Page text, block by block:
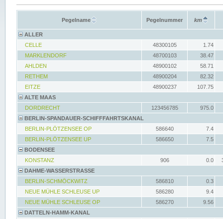
Pegelname Pegelnummer km
ALLER
CELLE
48300105
1.74
MARKLENDORF
48700103
38.47
AHLDEN
48900102
58.71
RETHEM
48900204
82.32
EITZE
48900237
107.75
ALTE MAAS
DORDRECHT
123456785
975.0
BERLIN-SPANDAUER-SCHIFFFAHRTSKANAL
BERLIN-PLÖTZENSEE OP
586640
7.4
BERLIN-PLÖTZENSEE UP
586650
7.5
BODENSEE
KONSTANZ
906 0.0
DAHME-WASSERSTRASSE
BERLIN-SCHMÖCKWITZ
586810
0.3
NEUE MÜHLE SCHLEUSE UP
586280
9.4
NEUE MÜHLE SCHLEUSE OP
586270
9.56
DATTELN-HAMM-KANAL